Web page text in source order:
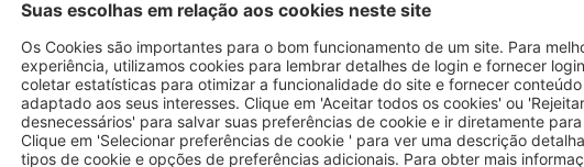
numa altura em que a consciencialização sobre a importância da
é cada vez maior. Se por um lado, queremos sensibilizar as pessoas
água de excelência com uma qualidade assegurada superior a 99%,
para o consumo consciente deste bem”, refere João Serrano,
dos SIMAS de Oeiras e Amadora.